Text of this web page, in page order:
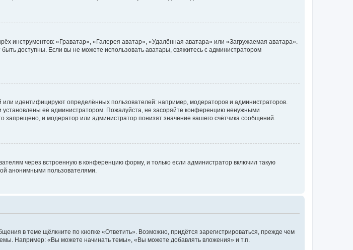
инструментов: «Граватар», «Галерея аватар», «Удалённая аватара» или «Загружаемая аватара».
доступны. Если вы не можете использовать аватары, свяжитесь с администратором
идентифицируют определённых пользователей: например, модераторов и администраторов.
её администратором. Пожалуйста, не засоряйте конференцию ненужными
и модератор или администратор понизят значение вашего счётчика сообщений.
через встроенную в конференцию форму, и только если администратор включил такую
анонимными пользователями.
в теме щёлкните по кнопке «Ответить». Возможно, придётся зарегистрироваться, прежде чем
Например: «Вы можете начинать темы», «Вы можете добавлять вложения» и т.п.